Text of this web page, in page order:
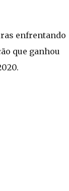
enfrentando
que ganhou